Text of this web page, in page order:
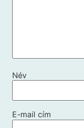
Név
E-mail cím